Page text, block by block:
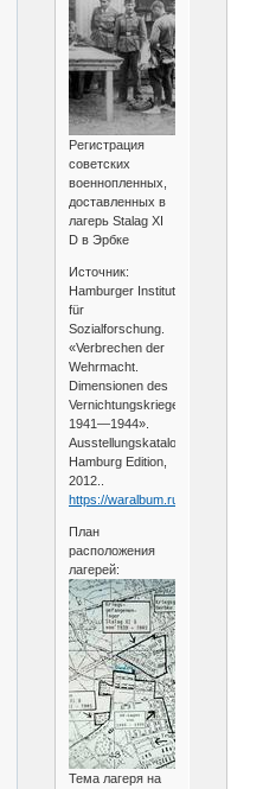
Регистрация
советских
военнопленных,
доставленных в
лагерь Stalag XI
D в Эрбке
Источник:
Hamburger Institut
für
Sozialforschung.
«Verbrechen der
Wehrmacht.
Dimensionen des
Vernichtungskrieges
1941—1944».
Ausstellungskatalog.
Hamburg Edition,
2012..
https://waralbum.ru/364695/
План
расположения
лагерей:
Тема лагеря на